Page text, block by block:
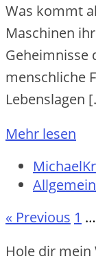
Was kommt
Maschinen
Geheimnisse
menschliche
Lebenslagen
Mehr lesen
Allgemein
« Previous 1 …
Hole dir mein